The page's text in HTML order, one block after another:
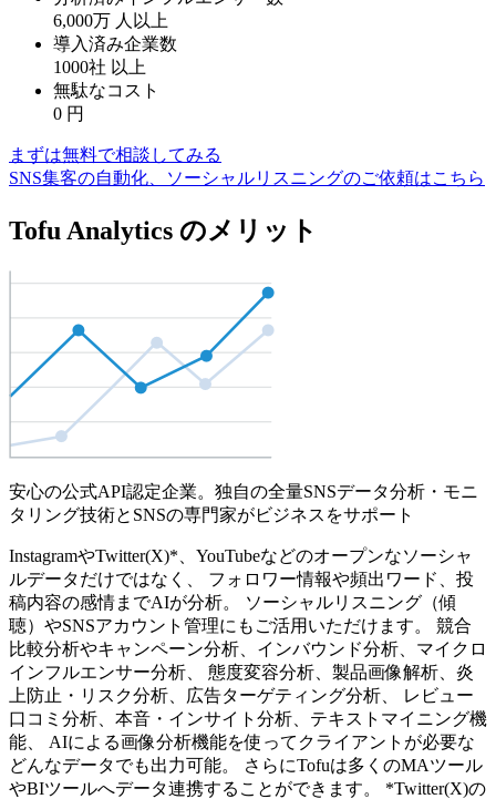
6,000万 人以上
導入済み企業数
1000社 以上
無駄なコスト
0 円
まずは無料で相談してみる
SNS集客の自動化、ソーシャルリスニングのご依頼はこちら
Tofu Analytics のメリット
安心の公式API認定企業。独自の全量SNSデータ分析・モニ
タリング技術とSNSの専門家がビジネスをサポート
InstagramやTwitter(X)*、YouTubeなどのオープンなソーシャ
ルデータだけではなく、 フォロワー情報や頻出ワード、投
稿内容の感情までAIが分析。 ソーシャルリスニング（傾
聴）やSNSアカウント管理にもご活用いただけます。 競合
比較分析やキャンペーン分析、インバウンド分析、マイクロ
インフルエンサー分析、 態度変容分析、製品画像解析、炎
上防止・リスク分析、広告ターゲティング分析、 レビュー
口コミ分析、本音・インサイト分析、テキストマイニング機
能、 AIによる画像分析機能を使ってクライアントが必要な
どんなデータでも出力可能。 さらにTofuは多くのMAツール
やBIツールへデータ連携することができます。 *Twitter(X)の